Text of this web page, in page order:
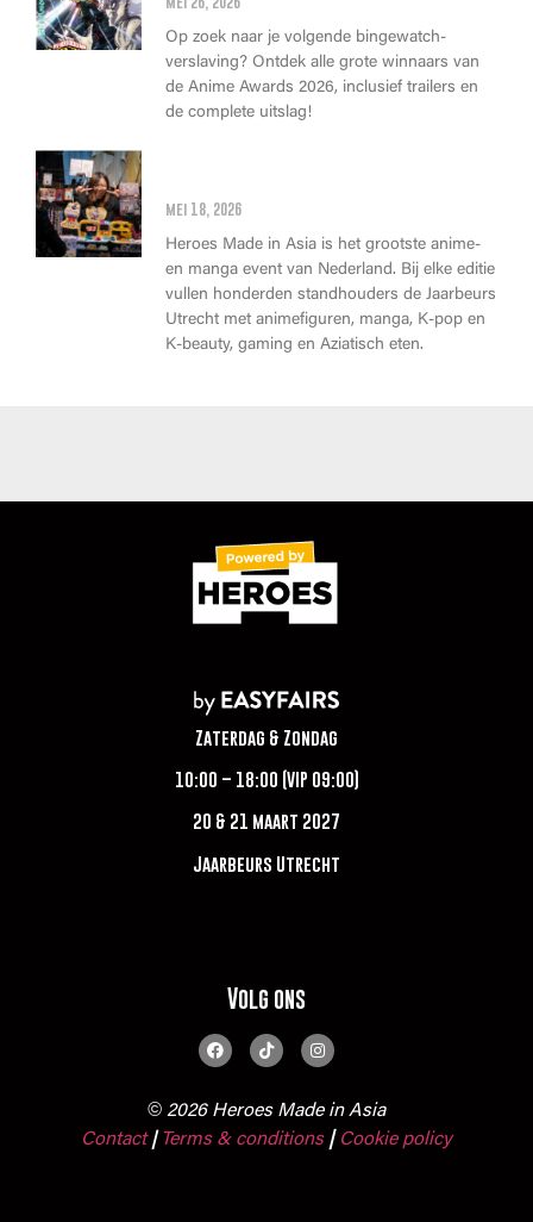
Op zoek naar je volgende bingewatch-
verslaving? Ontdek alle grote winnaars van
de Anime Awards 2026, inclusief trailers en
de complete uitslag!
mei 18, 2026
Heroes Made in Asia is het grootste anime-
en manga event van Nederland. Bij elke editie
vullen honderden standhouders de Jaarbeurs
Utrecht met animefiguren, manga, K-pop en
K-beauty, gaming en Aziatisch eten.
Zaterdag & Zondag
10:00 – 18:00 (VIP 09:00)
20 & 21 maart 2027
Jaarbeurs Utrecht
Volg ons
© 2026 Heroes Made in Asia
Contact | Terms & conditions | Cookie policy